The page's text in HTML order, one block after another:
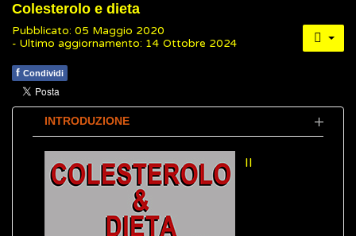
Colesterolo e dieta
Pubblicato: 05 Maggio 2020
- Ultimo aggiornamento: 14 Ottobre 2024
f Condividi
INTRODUZIONE
Il